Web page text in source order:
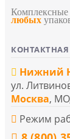
Комплексные
любых
Нижний
ул.
Москва,
Режим